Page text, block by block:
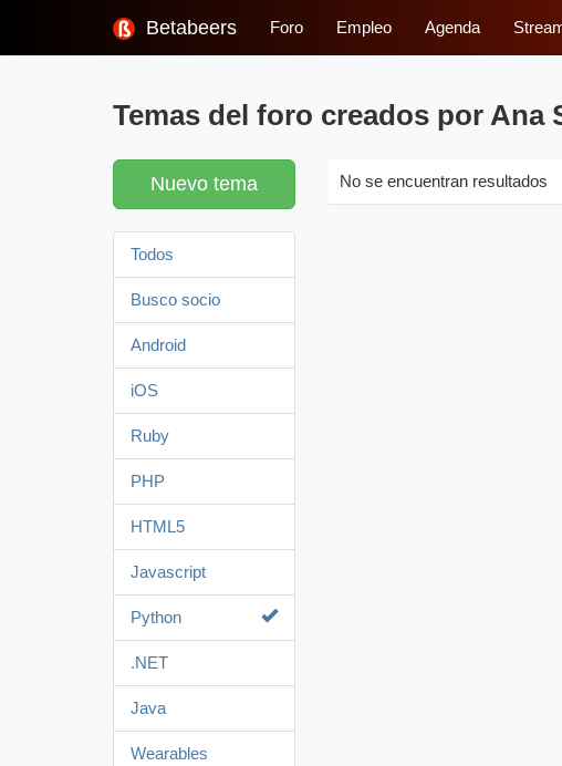
Betabeers Foro Empleo Agenda
Temas del foro creados por Ana
Nuevo tema
Todos
Busco socio
Android
iOS
Ruby
PHP
HTML5
Javascript
Python
.NET
Java
Wearables
No se encuentran resultados